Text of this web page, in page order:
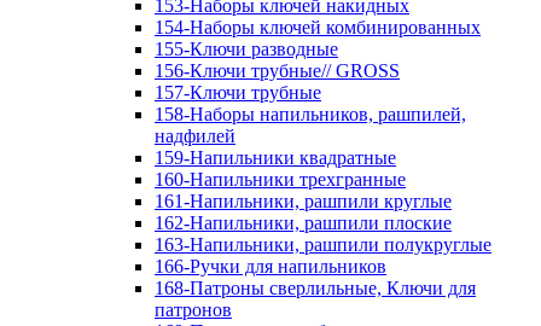
153-Наборы ключей накидных
154-Наборы ключей комбинированных
155-Ключи разводные
156-Ключи трубные// GROSS
157-Ключи трубные
158-Наборы напильников, рашпилей,
надфилей
159-Напильники квадратные
160-Напильники трехгранные
161-Напильники, рашпили круглые
162-Напильники, рашпили плоские
163-Напильники, рашпили полукруглые
166-Ручки для напильников
168-Патроны сверлильные, Ключи для
патронов